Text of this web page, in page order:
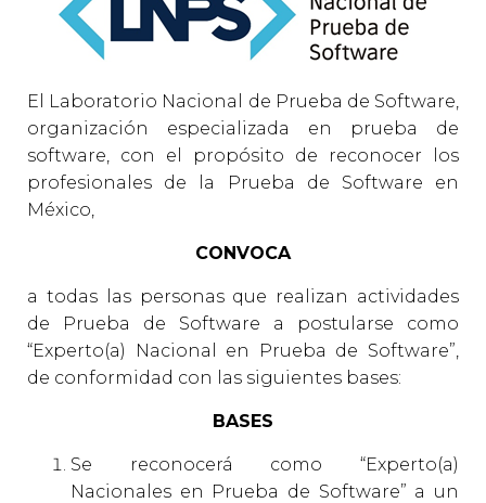
D
E
N
G
A
N
El Laboratorio Nacional de Prueba de Software,
organización especializada en prueba de
software, con el propósito de reconocer los
profesionales de la Prueba de Software en
México,
CONVOCA
a todas las personas que realizan actividades
de Prueba de Software a postularse como
“Experto(a) Nacional en Prueba de Software”,
de conformidad con las siguientes bases:
BASES
Se reconocerá como “Experto(a)
Nacionales en Prueba de Software” a un